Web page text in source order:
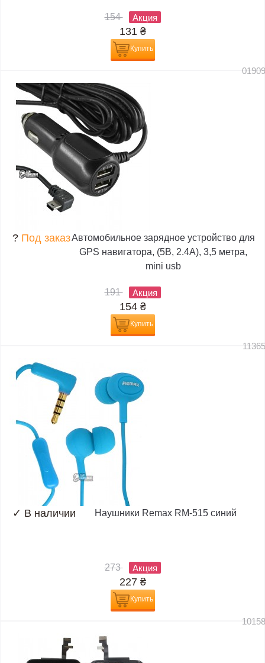
154 Акция
131 ₴
Купить
? Под заказАвтомобильное зарядное устройство для
GPS навигатора, (5В, 2.4А), 3,5 метра,
mini usb
191 Акция
154 ₴
Купить
✓ В наличии Наушники Remax RM-515 синий
273 Акция
227 ₴
Купить